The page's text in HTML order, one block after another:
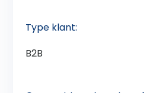
Type klant:
B2B